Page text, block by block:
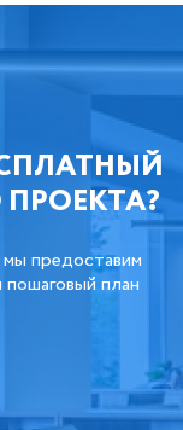
мы предоставим
план